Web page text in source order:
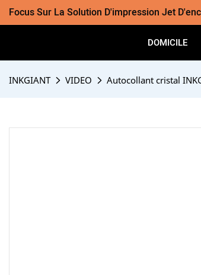
Focus Sur La Solution D'impression Jet
DOMICILE
INKGIANT VIDEO Autocollant cristal